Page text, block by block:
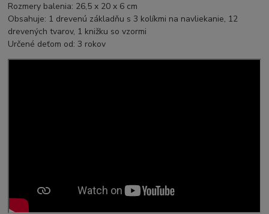
Rozmery balenia: 26,5 x 20 x 6 cm
Obsahuje: 1 drevenú základňu s 3 kolíkmi na navliekanie, 12
drevených tvarov, 1 knižku so vzormi
Určené deťom od: 3 rokov